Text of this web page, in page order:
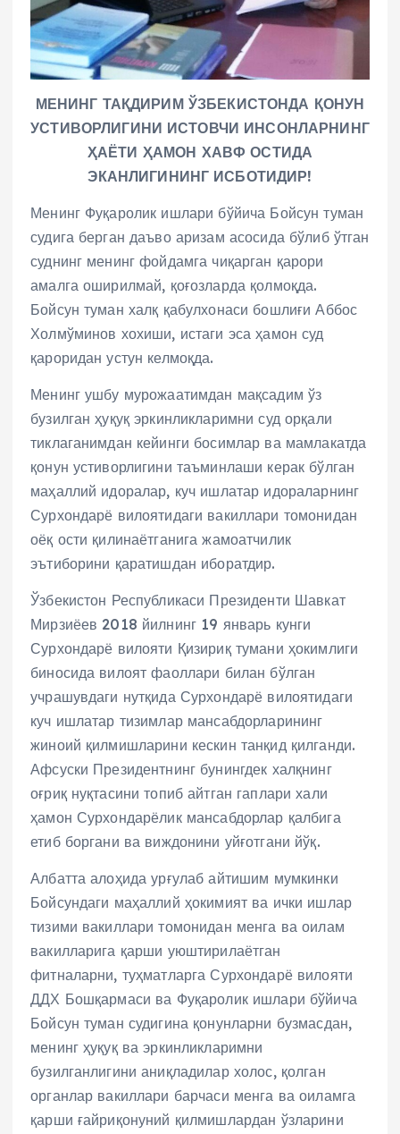
МЕНИНГ ТАҚДИРИМ ЎЗБЕКИСТОНДА ҚОНУН
УСТИВОРЛИГИНИ ИСТОВЧИ ИНСОНЛАРНИНГ
ҲАЁТИ ҲАМОН ХАВФ ОСТИДА
ЭКАНЛИГИНИНГ ИСБОТИДИР!
Менинг Фуқаролик ишлари бўйича Бойсун туман
судига берган даъво аризам асосида бўлиб ўтган
суднинг менинг фойдамга чиқарган қарори
амалга оширилмай, қоғозларда қолмоқда.
Бойсун туман халқ қабулхонаси бошлиғи Аббос
Холмўминов хохиши, истаги эса ҳамон суд
қароридан устун келмоқда.
Менинг ушбу мурожаатимдан мақсадим ўз
бузилган ҳуқуқ эркинликларимни суд орқали
тиклаганимдан кейинги босимлар ва мамлакатда
қонун устиворлигини таъминлаши керак бўлган
маҳаллий идоралар, куч ишлатар идораларнинг
Сурхондарё вилоятидаги вакиллари томонидан
оёқ ости қилинаётганига жамоатчилик
эътиборини қаратишдан иборатдир.
Ўзбекистон Республикаси Президенти Шавкат
Мирзиёев 2018 йилнинг 19 январь кунги
Сурхондарё вилояти Қизириқ тумани ҳокимлиги
биносида вилоят фаоллари билан бўлган
учрашувдаги нутқида Сурхондарё вилоятидаги
куч ишлатар тизимлар мансабдорларининг
жиноий қилмишларини кескин танқид қилганди.
Афсуски Президентнинг бунингдек халқнинг
оғриқ нуқтасини топиб айтган гаплари хали
ҳамон Сурхондарёлик мансабдорлар қалбига
етиб боргани ва виждонини уйғотгани йўқ.
Албатта алоҳида урғулаб айтишим мумкинки
Бойсундаги маҳаллий ҳокимият ва ички ишлар
тизими вакиллари томонидан менга ва оилам
вакилларига қарши уюштирилаётган
фитналарни, туҳматларга Сурхондарё вилояти
ДДХ Бошқармаси ва Фуқаролик ишлари бўйича
Бойсун туман судигина қонунларни бузмасдан,
менинг ҳуқуқ ва эркинликларимни
бузилганлигини аниқладилар холос, қолган
органлар вакиллари барчаси менга ва оиламга
қарши ғайриқонуний қилмишлардан ўзларини